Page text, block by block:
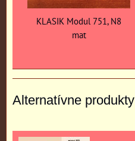
KLASIK Modul 751, N8
mat
Alternatívne produkty